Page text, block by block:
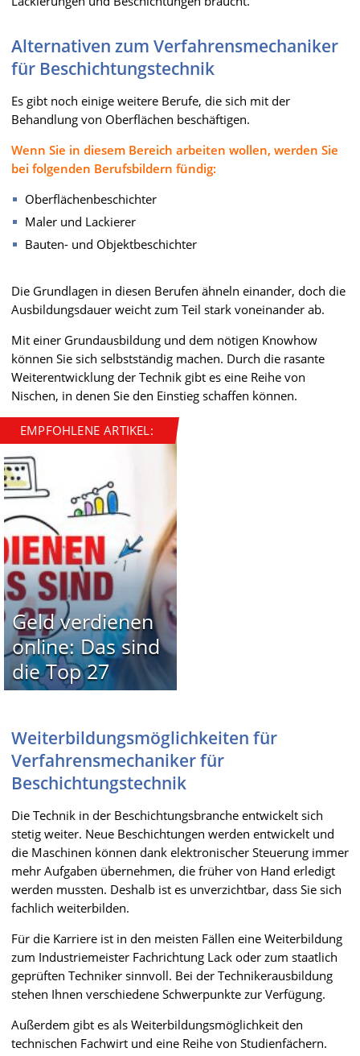
Alternativen zum Verfahrensmechaniker
für Beschichtungstechnik
Es gibt noch einige weitere Berufe, die sich mit der
Behandlung von Oberflächen beschäftigen.
Wenn Sie in diesem Bereich arbeiten wollen, werden Sie
bei folgenden Berufsbildern fündig:
Oberflächenbeschichter
Maler und Lackierer
Bauten- und Objektbeschichter
Die Grundlagen in diesen Berufen ähneln einander, doch die
Ausbildungsdauer weicht zum Teil stark voneinander ab.
Mit einer Grundausbildung und dem nötigen Knowhow
können Sie sich selbstständig machen. Durch die rasante
Weiterentwicklung der Technik gibt es eine Reihe von
Nischen, in denen Sie den Einstieg schaffen können.
EMPFOHLENE ARTIKEL:
Geld verdienen
online: Das sind
die Top 27
Weiterbildungsmöglichkeiten für
Verfahrensmechaniker für
Beschichtungstechnik
Die Technik in der Beschichtungsbranche entwickelt sich
stetig weiter. Neue Beschichtungen werden entwickelt und
die Maschinen können dank elektronischer Steuerung immer
mehr Aufgaben übernehmen, die früher von Hand erledigt
werden mussten. Deshalb ist es unverzichtbar, dass Sie sich
fachlich weiterbilden.
Für die Karriere ist in den meisten Fällen eine Weiterbildung
zum Industriemeister Fachrichtung Lack oder zum staatlich
geprüften Techniker sinnvoll. Bei der Technikerausbildung
stehen Ihnen verschiedene Schwerpunkte zur Verfügung.
Außerdem gibt es als Weiterbildungsmöglichkeit den
technischen Fachwirt und eine Reihe von Studienfächern.